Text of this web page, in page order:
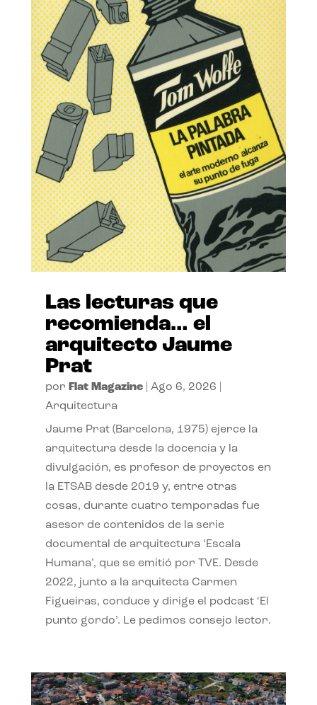
Las lecturas que
recomienda… el
arquitecto Jaume
Prat
por Flat Magazine| Ago 6, 2026
Arquitectura
Jaume Prat (Barcelona, 1975) ejerce la
arquitectura desde la docencia y la
divulgación, es profesor de proyectos en
la ETSAB desde 2019 y, entre otras
cosas, durante cuatro temporadas fue
asesor de contenidos de la serie
documental de arquitectura ‘Escala
Humana’, que se emitió por TVE. Desde
2022, junto a la arquitecta Carmen
Figueiras, conduce y dirige el podcast ‘El
punto gordo’. Le pedimos consejo lector.